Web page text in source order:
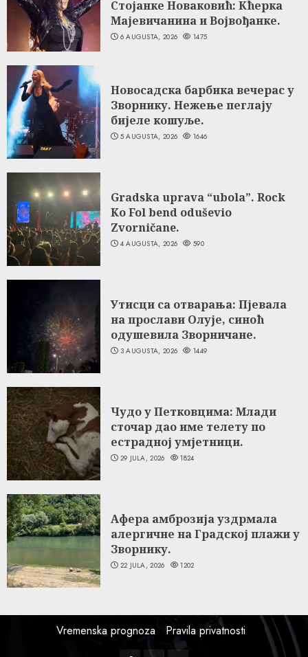
Стојанке Новаковић: Кћерка
Мајевичанина и Војвођанке.
6 AUGUSTA, 2026 1475
Новосадска барбика вечерас у
Зворнику. Нежење пеглају
бијеле кошуље.
5 AUGUSTA, 2026 1646
Gradska uprava “ubola”. Rock
Ko Fol bend oduševio
Zvorničane.
4 AUGUSTA, 2026 590
Утисци са отварања: Пјевала
на прослави Олује, синоћ
одушевила Зворничане.
3 AUGUSTA, 2026 1449
Чудо у Петковцима: Млади
сточар дао име телету по
естрадној умјетници.
29 JULA, 2026 1824
Афера амброзија уздрмала
алергичне на Градској плажи у
Зворнику.
22 JULA, 2026 1202
Vremenska prognoza Pravila privatnosti